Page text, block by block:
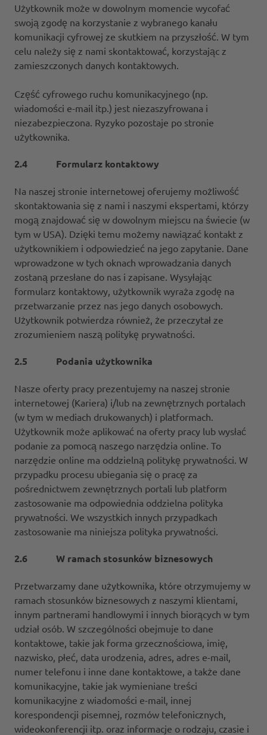
Użytkownik może w dowolnym momencie wycofać
swoją zgodę na korzystanie z wybranego kanału
komunikacji cyfrowej ze skutkiem na przyszłość. W tym
celu należy się z nami skontaktować, korzystając z
zamieszczonych danych kontaktowych.
Część cyfrowego ruchu komunikacyjnego (np.
wiadomości e-mail itp.) jest niezaszyfrowana i
niezabezpieczona. Ryzyko pozostaje po stronie
użytkownika.
2.4 Formularz kontaktowy
Na naszej stronie internetowej oferujemy możliwość
skontaktowania się z nami i naszymi ekspertami, którzy
mogą znajdować się w dowolnym miejscu na świecie (w
tym w USA). Dzięki temu możemy nawiązać kontakt z
użytkownikiem i odpowiedzieć na jego zapytanie. Dane
wprowadzone w tych oknach wprowadzania danych
zostaną przesłane do nas i zapisane. Wysyłając
formularz kontaktowy, użytkownik wyraża zgodę na
przetwarzanie przez nas jego danych osobowych.
Użytkownik potwierdza również, że przeczytał ze
zrozumieniem naszą politykę prywatności.
2.5 Podania użytkownika
Nasze oferty pracy prezentujemy na naszej stronie
internetowej (Kariera) i/lub na zewnętrznych portalach
(w tym w mediach drukowanych) i platformach.
Użytkownik może aplikować na oferty pracy lub wysłać
podanie za pomocą naszego narzędzia online. To
narzędzie online ma oddzielną politykę prywatności. W
przypadku procesu ubiegania się o pracę za
pośrednictwem zewnętrznych portali lub platform
zastosowanie ma odpowiednia oddzielna polityka
prywatności. We wszystkich innych przypadkach
zastosowanie ma niniejsza polityka prywatności.
2.6 W ramach stosunków biznesowych
Przetwarzamy dane użytkownika, które otrzymujemy w
ramach stosunków biznesowych z naszymi klientami,
innym partnerami handlowymi i innych biorących w tym
udział osób. W szczególności obejmuje to dane
kontaktowe, takie jak forma grzecznościowa, imię,
nazwisko, płeć, data urodzenia, adres, adres e-mail,
numer telefonu i inne dane kontaktowe, a także dane
komunikacyjne, takie jak wymieniane treści
komunikacyjne z wiadomości e-mail, innej
korespondencji pisemnej, rozmów telefonicznych,
wideokonferencji itp. oraz informacje o rodzaju, czasie i